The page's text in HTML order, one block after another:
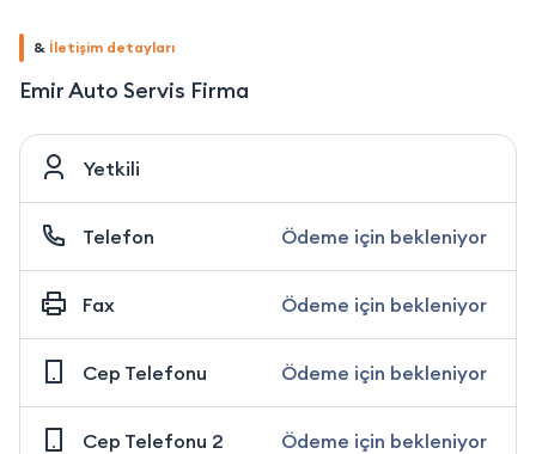
& İletişim detayları
Emir Auto Servis Firma
Yetkili
Telefon Ödeme için bekleniyor
Fax Ödeme için bekleniyor
Cep Telefonu Ödeme için bekleniyor
Cep Telefonu 2 Ödeme için bekleniyor